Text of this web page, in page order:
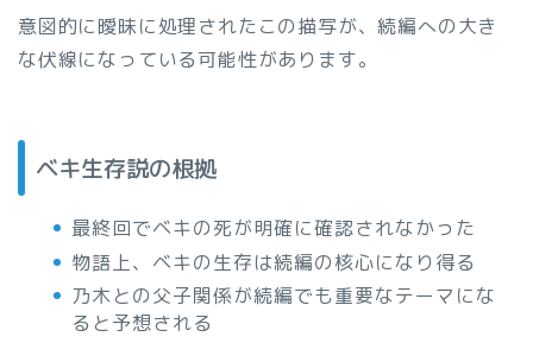
意図的に曖昧に処理されたこの描写が、続編への大き
な伏線になっている可能性があります。
ベキ生存説の根拠
最終回でベキの死が明確に確認されなかった
物語上、ベキの生存は続編の核心になり得る
乃木との父子関係が続編でも重要なテーマにな
ると予想される